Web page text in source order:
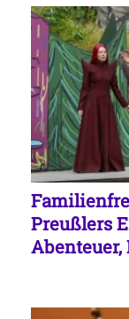
Preußlers
Abenteuer,